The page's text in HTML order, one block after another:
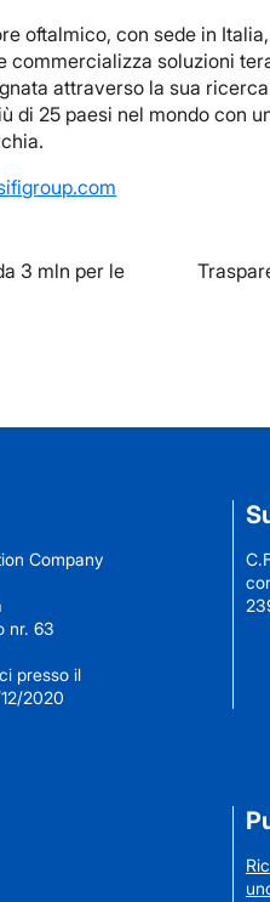
oftalmico, con sede in
commercializza soluzioni
attraverso la sua
di 25 paesi nel mondo con
3 mln per le
Company
nr. 63
presso il
2020